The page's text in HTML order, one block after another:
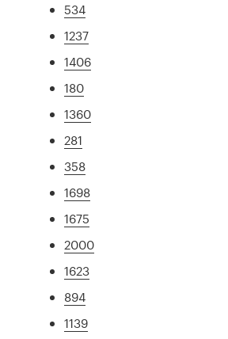
534
1237
1406
180
1360
281
358
1698
1675
2000
1623
894
1139